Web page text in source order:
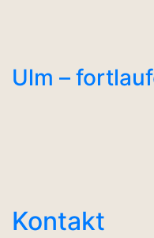
Ulm –
Kontakt